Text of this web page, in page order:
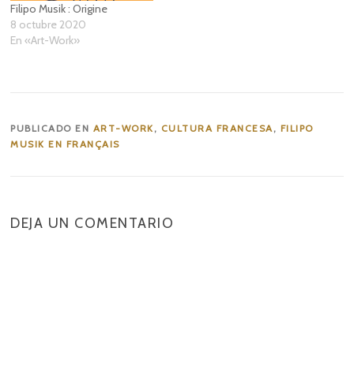
Filipo Musik : Origine
8 octubre 2020
En «Art-Work»
PUBLICADO EN ART-WORK , CULTURA FRANCESA, FILIPO
MUSIK EN FRANÇAIS
DEJA UN COMENTARIO